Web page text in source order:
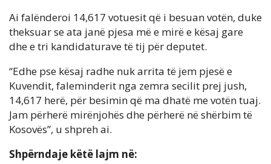
Ai falënderoi 14,617 votuesit që i besuan votën, duke
theksuar se ata janë pjesa më e mirë e kësaj gare
dhe e tri kandidaturave të tij për deputet.
“Edhe pse kësaj radhe nuk arrita të jem pjesë e
Kuvendit, faleminderit nga zemra secilit prej jush,
14,617 herë, për besimin që ma dhatë me votën tuaj.
Jam përherë mirënjohës dhe përherë në shërbim të
Kosovës”, u shpreh ai.
Shpërndaje këtë lajm në: